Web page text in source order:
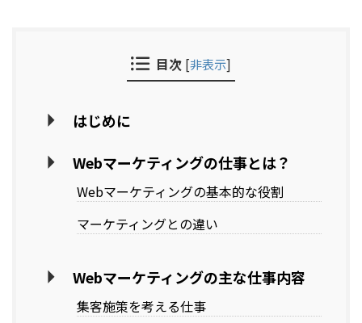
目次 [非表示]
はじめに
Webマーケティングの仕事とは？
Webマーケティングの基本的な役割
マーケティングとの違い
Webマーケティングの主な仕事内容
集客施策を考える仕事